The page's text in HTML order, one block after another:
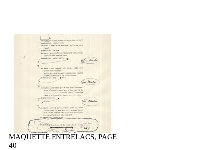
MAQUETTE ENTRELACS, PAGE
40